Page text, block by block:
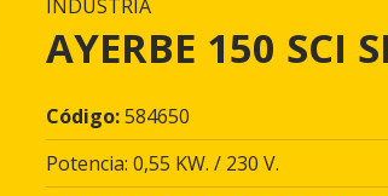
INDUSTRIA
AYERBE 150 SCI
Código:584650
Potencia: 0,55 KW. / 230 V.